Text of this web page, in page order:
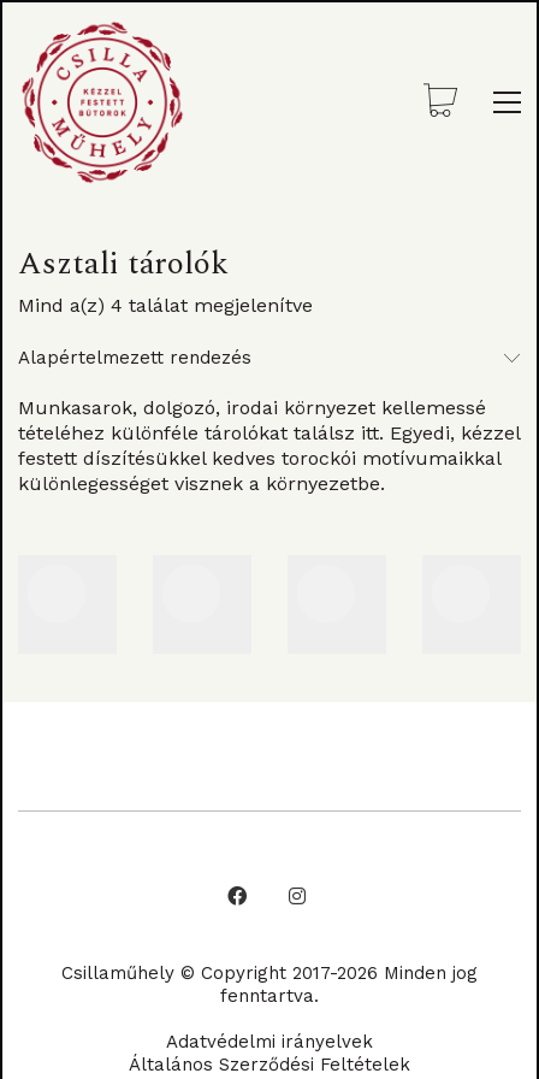
Asztali tárolók
Mind a(z) 4 találat megjelenítve
Alapértelmezett rendezés
Munkasarok, dolgozó, irodai környezet kellemessé
tételéhez különféle tárolókat találsz itt. Egyedi, kézzel
festett díszítésükkel kedves torockói motívumaikkal
különlegességet visznek a környezetbe.
Csillaműhely © Copyright 2017-2026 Minden jog
fenntartva.
Adatvédelmi irányelvek
Általános Szerződési Feltételek